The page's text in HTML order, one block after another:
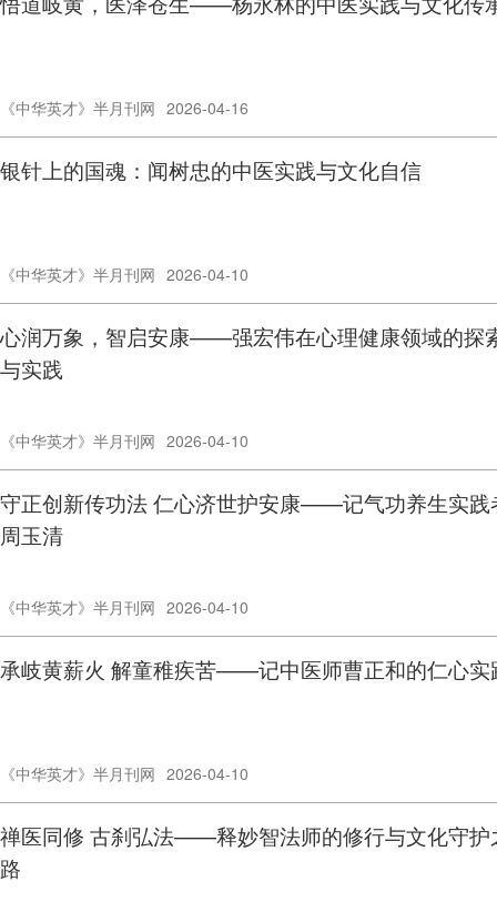
《中华英才》半月刊网 2026-04-16
银针上的国魂：闻树忠的中医实践与文化自信
《中华英才》半月刊网 2026-04-10
心润万象，智启安康——强宏伟在心理健康领域的探
与实践
《中华英才》半月刊网 2026-04-10
守正创新传功法 仁心济世护安康——记气功养生实践
周玉清
《中华英才》半月刊网 2026-04-10
承岐黄薪火 解童稚疾苦——记中医师曹正和的仁心实
《中华英才》半月刊网 2026-04-10
禅医同修 古刹弘法——释妙智法师的修行与文化守护
路